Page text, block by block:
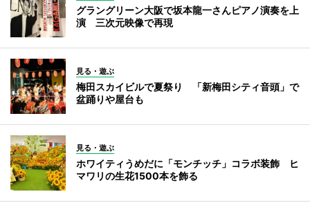
グラングリーン大阪で坂本龍一さんピアノ演奏を上
演 三次元映像で再現
見る・遊ぶ
梅田スカイビルで夏祭り 「新梅田シティ音頭」で
盆踊りや屋台も
見る・遊ぶ
ホワイティうめだに「モンチッチ」コラボ装飾 ヒ
マワリの生花1500本を飾る